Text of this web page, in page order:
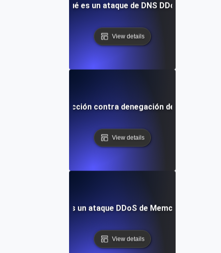
¿Qué es un ataque de DNS DDoS?
View details
¿Qué es la protección contra denegación de servicio
View details
¿Qué es un ataque DDoS de Memcached?
View details